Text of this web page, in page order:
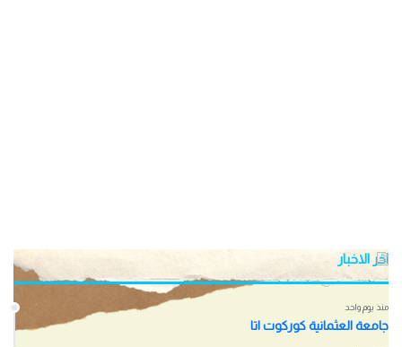
اخر الاخبار
منذ يوم واحد
جامعة العثمانية كوركوت اتا